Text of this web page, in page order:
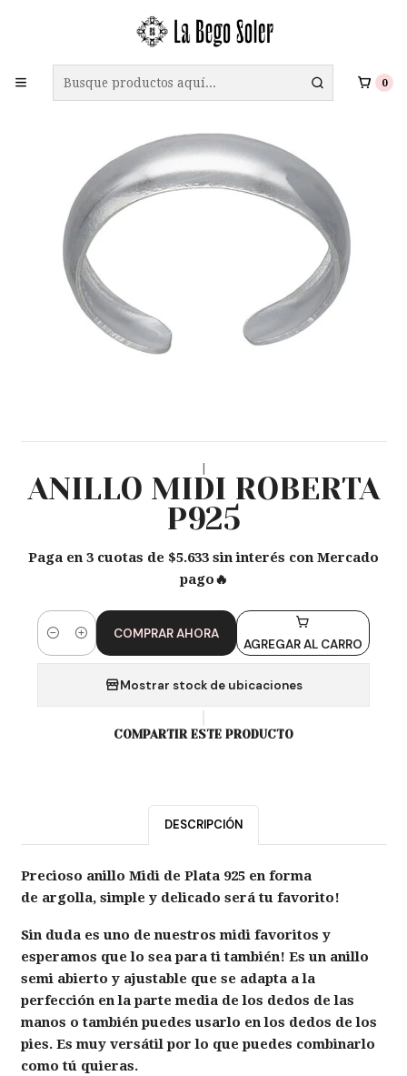
0
ENVÍO GRATIS A TODO CHILE EN COMPRAS SOBRE $69.990
|
ANILLO MIDI ROBERTA
P925
Paga en 3 cuotas de $5.633 sin interés con Mercado
pago🔥
Cantidad AGREGAR AL CARRO
COMPRAR AHORA
Mostrar stock de ubicaciones
COMPARTIR ESTE PRODUCTO
DESCRIPCIÓN
Precioso anillo Midi de Plata 925 en forma
de argolla, simple y delicado será tu favorito!
Sin duda es uno de nuestros midi favoritos y
esperamos que lo sea para ti también! Es un anillo
semi abierto y ajustable que se adapta a la
perfección en la parte media de los dedos de las
manos o también puedes usarlo en los dedos de los
pies. Es muy versátil por lo que puedes combinarlo
como tú quieras.